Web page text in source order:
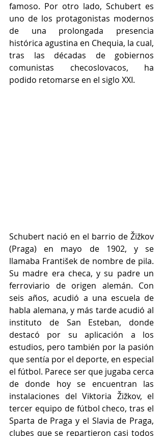
famoso. Por otro lado, Schubert es
uno de los protagonistas modernos
de una prolongada presencia
histórica agustina en Chequia, la cual,
tras las décadas de gobiernos
comunistas checoslovacos, ha
podido retomarse en el siglo XXI.
Schubert nació en el barrio de Žižkov
(Praga) en mayo de 1902, y se
llamaba František de nombre de pila.
Su madre era checa, y su padre un
ferroviario de origen alemán. Con
seis años, acudió a una escuela de
habla alemana, y más tarde acudió al
instituto de San Esteban, donde
destacó por su aplicación a los
estudios, pero también por la pasión
que sentía por el deporte, en especial
el fútbol. Parece ser que jugaba cerca
de donde hoy se encuentran las
instalaciones del Viktoria Žižkov, el
tercer equipo de fútbol checo, tras el
Sparta de Praga y el Slavia de Praga,
clubes que se repartieron casi todos